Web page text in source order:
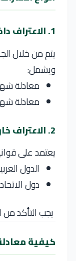
1. الاعتراف داخل بولندا
يتم من خلال
ويشمل:
معادلة
معادلة
2. الاعتراف خارج بولندا
يعتمد على
الدول
دول
يجب التأكد من
كيفية